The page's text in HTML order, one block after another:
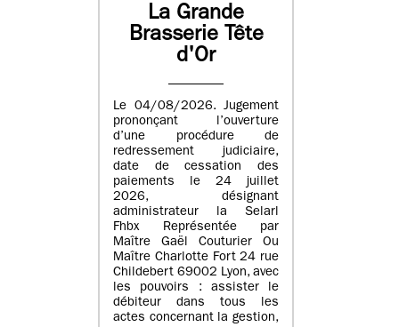
La Grande
Brasserie Tête
d'Or
Le 04/08/2026. Jugement
prononçant l’ouverture
d’une procédure de
redressement judiciaire,
date de cessation des
paiements le 24 juillet
2026, désignant
administrateur la Selarl
Fhbx Représentée par
Maître Gaël Couturier Ou
Maître Charlotte Fort 24 rue
Childebert 69002 Lyon, avec
les pouvoirs : assister le
débiteur dans tous les
actes concernant la gestion,